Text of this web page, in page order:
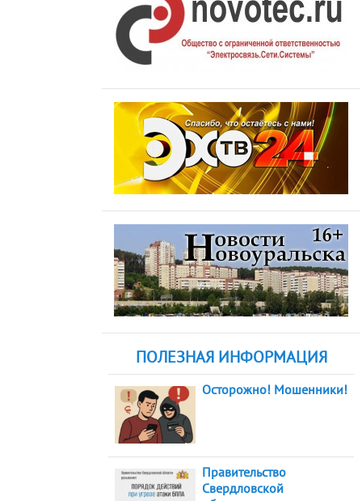
ПОЛЕЗНАЯ ИНФОРМАЦИЯ
Осторожно! Мошенники!
Правительство
Свердловской